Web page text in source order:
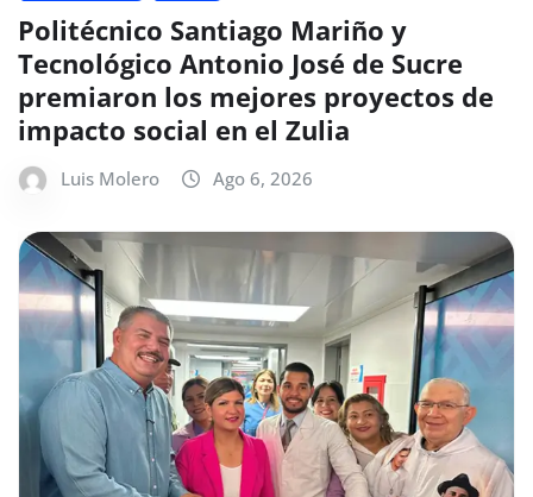
Politécnico Santiago Mariño y
Tecnológico Antonio José de Sucre
premiaron los mejores proyectos de
impacto social en el Zulia
Luis Molero Ago 6, 2026